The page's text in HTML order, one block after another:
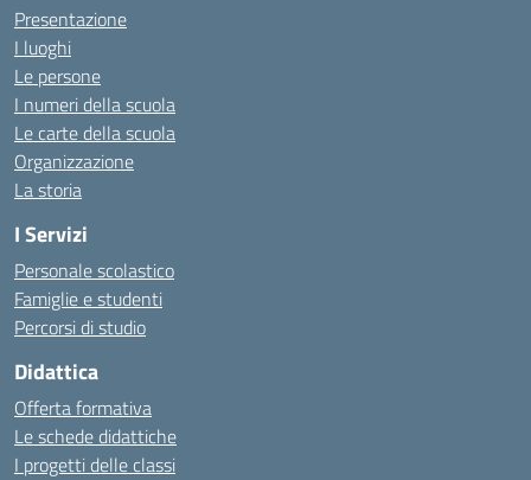
Presentazione
I luoghi
Le persone
I numeri della scuola
Le carte della scuola
Organizzazione
La storia
I Servizi
Personale scolastico
Famiglie e studenti
Percorsi di studio
Didattica
Offerta formativa
Le schede didattiche
I progetti delle classi